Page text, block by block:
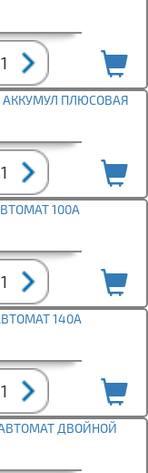
АККУМУЛ ПЛЮСОВАЯ
100A
140A
АВТОМАТ ДВОЙНОЙ